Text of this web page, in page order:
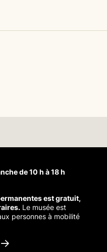
de 10 h à 18 h
est gratuit,
Le musée est
personnes à mobilité